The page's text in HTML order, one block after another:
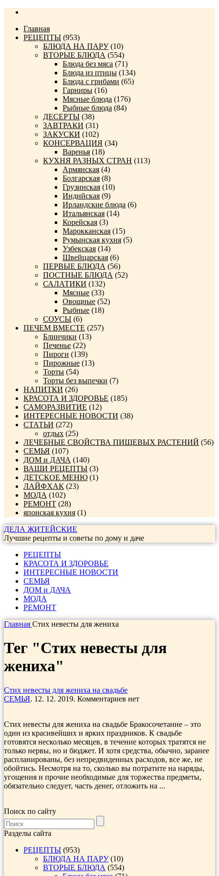
Главная
РЕЦЕПТЫ (953)
БЛЮДА НА ПАРУ(10)
ВТОРЫЕ БЛЮДА (554)
Блюда без мяса (71)
Блюда из птицы (134)
Блюда с грибами (65)
Гарниры (16)
Мясные блюда (176)
Рыбные блюда (84)
ДЕСЕРТЫ (38)
ЗАВТРАКИ (31)
ЗАКУСКИ (102)
КОНСЕРВАЦИЯ (34)
Варенья (18)
КУХНЯ РАЗНЫХ СТРАН (113)
Армянская (4)
Болгарская (8)
Грузинская (10)
Индийская (9)
Ирландские блюда (6)
Итальянская (14)
Корейская (3)
Марокканская (15)
Румынская кухня (5)
Узбекская (14)
Швейцарская (6)
ПЕРВЫЕ БЛЮДА (56)
ПОСТНЫЕ БЛЮДА (52)
САЛАТИКИ (132)
Мясные (33)
Овощные (52)
Рыбные (18)
СОУСЫ (6)
ПЕЧЕМ ВМЕСТЕ (257)
Блинчики (13)
Печенье (22)
Пироги (139)
Пирожные (13)
Торты (54)
Торты без выпечки (7)
НАПИТКИ (26)
КРАСОТА И ЗДОРОВЬЕ (185)
САМОРАЗВИТИЕ (12)
ИНТЕРЕСНЫЕ НОВОСТИ (38)
СТАТЬИ (272)
отдых (25)
ЛЕЧЕБНЫЕ СВОЙСТВА ПИЩЕВЫХ РАСТЕНИЙ (56)
СЕМЬЯ (107)
ДОМ и ДАЧА (140)
ВАШИ РЕЦЕПТЫ (3)
ДЕТСКОЕ МЕНЮ (1)
ЛАЙФХАК (23)
МОДА (102)
РЕМОНТ (28)
японская кухня (1)
ДЕЛА ЖИТЕЙСКИЕ
Лучшие рецепты и советы по дому и даче
РЕЦЕПТЫ
КРАСОТА И ЗДОРОВЬЕ
ИНТЕРЕСНЫЕ НОВОСТИ
СЕМЬЯ
ДОМ и ДАЧА
МОДА
РЕМОНТ
Главная Стих невесты для жениха
Тег "Стих невесты для
жениха"
Стих невесты для жениха на свадьбе
СЕМЬЯ. 12. 12. 2019. Комментариев нет
Стих невесты для жениха на свадьбе Бракосочетание – это
один из красивейших и ярких праздников. К свадьбе
готовятся несколько месяцев, в течение которых тратятся не
только нервы, но и бюджет. И хотя средства, обычно, заранее
распланированы, без непредвиденных расходов, все же, не
обойтись. Несмотря на то, сколько вы потратите на наряды,
угощения и прочие необходимые для торжества предметы,
обязательно следует, часть денег, отложить на ...
Поиск по сайту
Разделы сайта
РЕЦЕПТЫ (953)
БЛЮДА НА ПАРУ(10)
ВТОРЫЕ БЛЮДА (554)